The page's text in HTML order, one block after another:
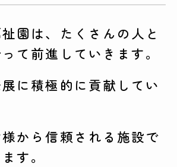
園は、たくさんの人と
て前進していきます。
に積極的に貢献してい
から信頼される施設で
す。